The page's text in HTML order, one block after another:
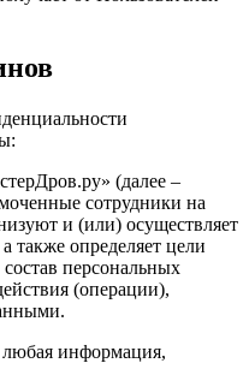
(далее –
сотрудники на
и (или) осуществляет
также определяет цели
персональных
(операции),
информация,